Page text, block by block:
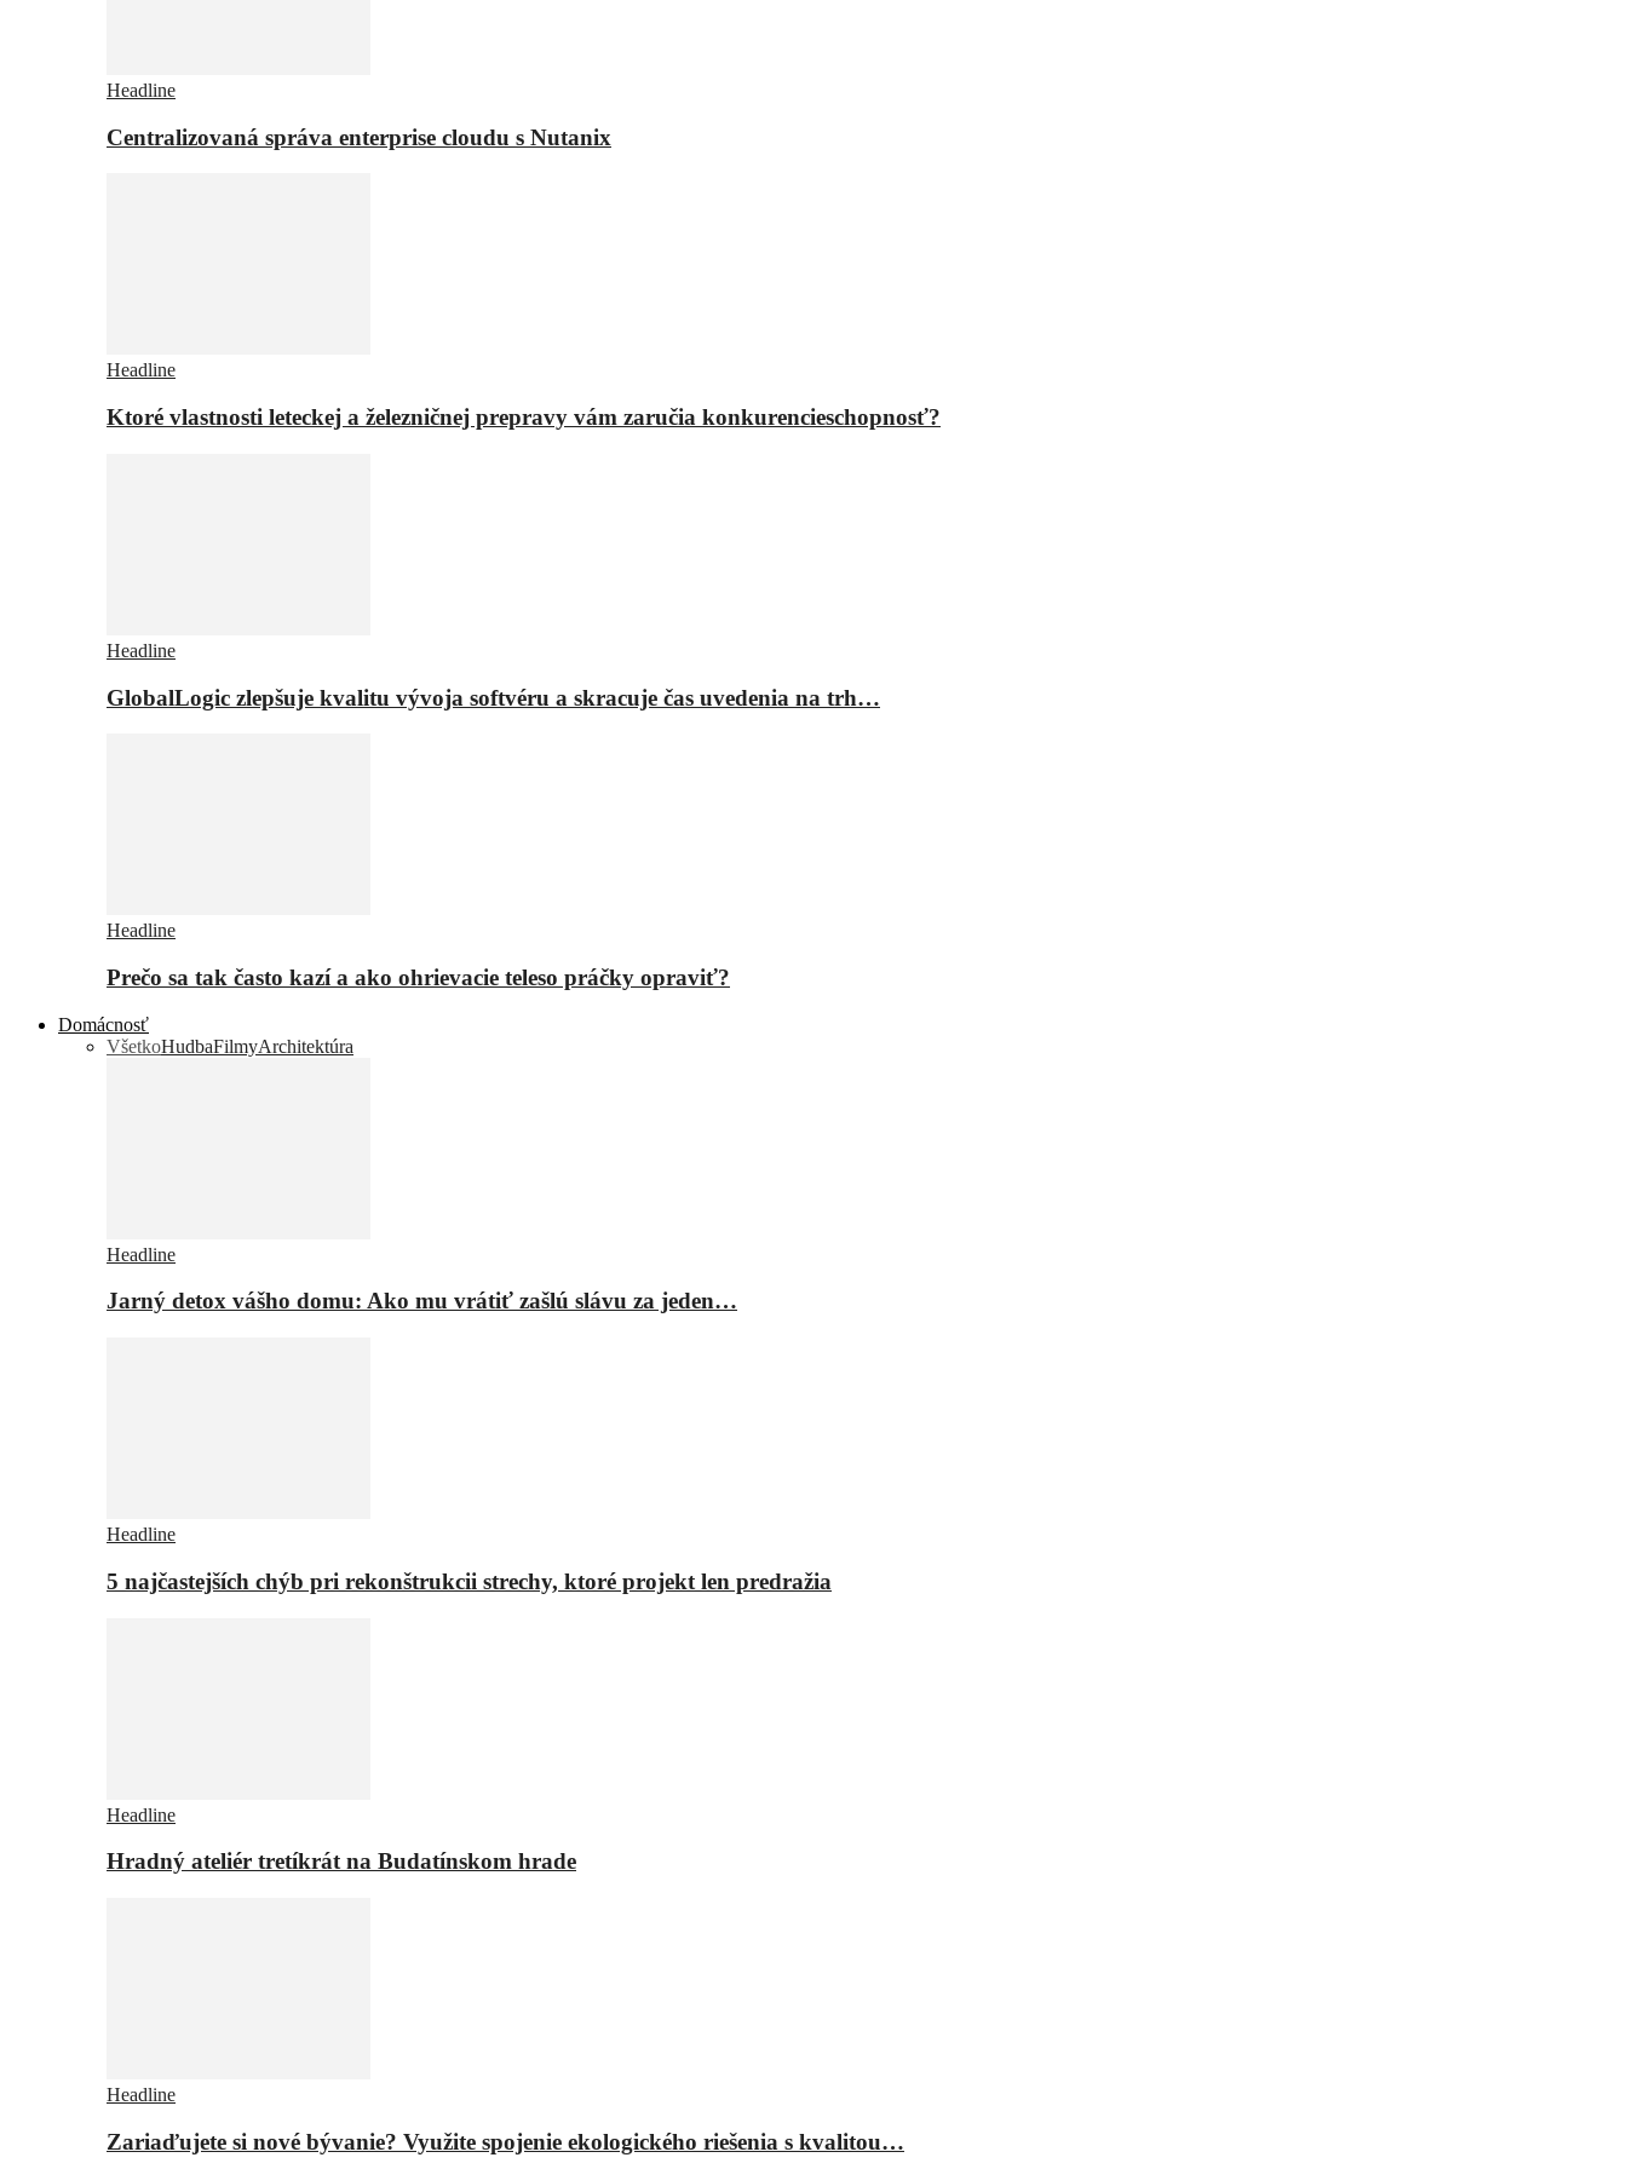
Headline
Centralizovaná správa enterprise cloudu s Nutanix
Headline
Ktoré vlastnosti leteckej a železničnej prepravy vám zaručia konkurencieschopnosť?
Headline
GlobalLogic zlepšuje kvalitu vývoja softvéru a skracuje čas uvedenia na trh…
Headline
Prečo sa tak často kazí a ako ohrievacie teleso práčky opraviť?
Domácnosť
VšetkoHudbaFilmyArchitektúra
Headline
Jarný detox vášho domu: Ako mu vrátiť zašlú slávu za jeden…
Headline
5 najčastejších chýb pri rekonštrukcii strechy, ktoré projekt len predražia
Headline
Hradný ateliér tretíkrát na Budatínskom hrade
Headline
Zariaďujete si nové bývanie? Využite spojenie ekologického riešenia s kvalitou…